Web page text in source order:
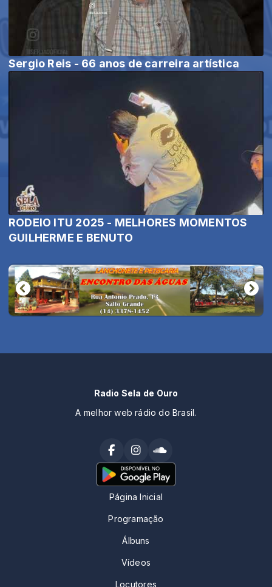
Sergio Reis - 66 anos de carreira artística
RODEIO ITU 2025 - MELHORES MOMENTOS
GUILHERME E BENUTO
Radio Sela de Ouro
A melhor web rádio do Brasil.
Página Inicial
Programação
Álbuns
Vídeos
Locutores